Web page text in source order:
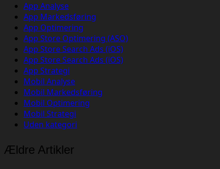
App Analyse
App Markedsføring
App Optimering
App Store Optimering (ASO)
App Store Search Ads (iOS)
App Store Search Ads (iOS)
App Strategi
Mobil Analyse
Mobil Markedsføring
Mobil Optimering
Mobil Strategi
Uden kategori
Ældre Artikler